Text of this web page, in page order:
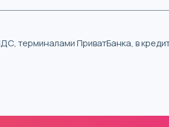
терминалами ПриватБанка, в